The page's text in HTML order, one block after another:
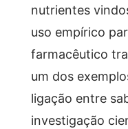
nutrientes
uso empírico
farmacêutico
um dos
ligação entre
investigação